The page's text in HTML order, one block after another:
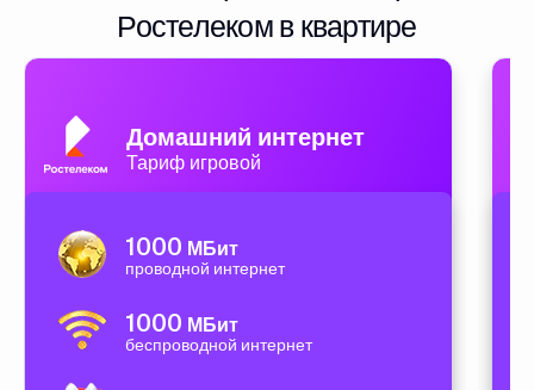
Ростелеком в квартире
Домашний интернет
Тариф игровой
1000 МБит
проводной интернет
1000 МБит
беспроводной интернет